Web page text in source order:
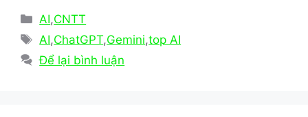
c
e
b
st
o
d
l
e
Danh
mục
AI,CNTT
Thẻ
AI,ChatGPT,Gemini,top AI
Để lại bình luận